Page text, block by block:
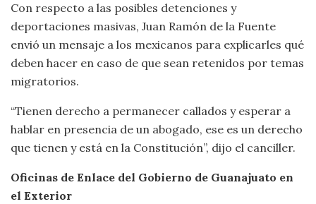
Con respecto a las posibles detenciones y
deportaciones masivas, Juan Ramón de la Fuente
envió un mensaje a los mexicanos para explicarles qué
deben hacer en caso de que sean retenidos por temas
migratorios.
“Tienen derecho a permanecer callados y esperar a
hablar en presencia de un abogado, ese es un derecho
que tienen y está en la Constitución”, dijo el canciller.
Oficinas de Enlace del Gobierno de Guanajuato en
el Exterior